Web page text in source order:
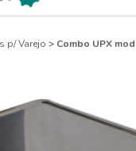
p/ Varejo > Combo UPX